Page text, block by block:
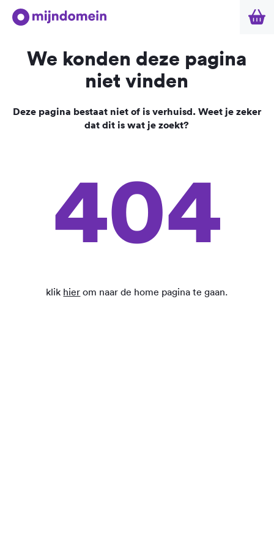
We konden deze pagina
niet vinden
Deze pagina bestaat niet of is verhuisd. Weet je zeker
dat dit is wat je zoekt?
404
klik hier om naar de home pagina te gaan.